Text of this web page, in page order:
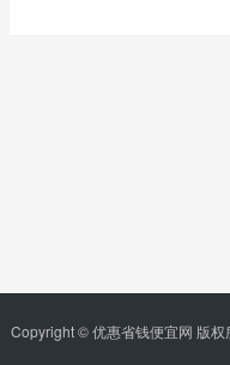
Copyright © 优惠省钱便宜网 版权